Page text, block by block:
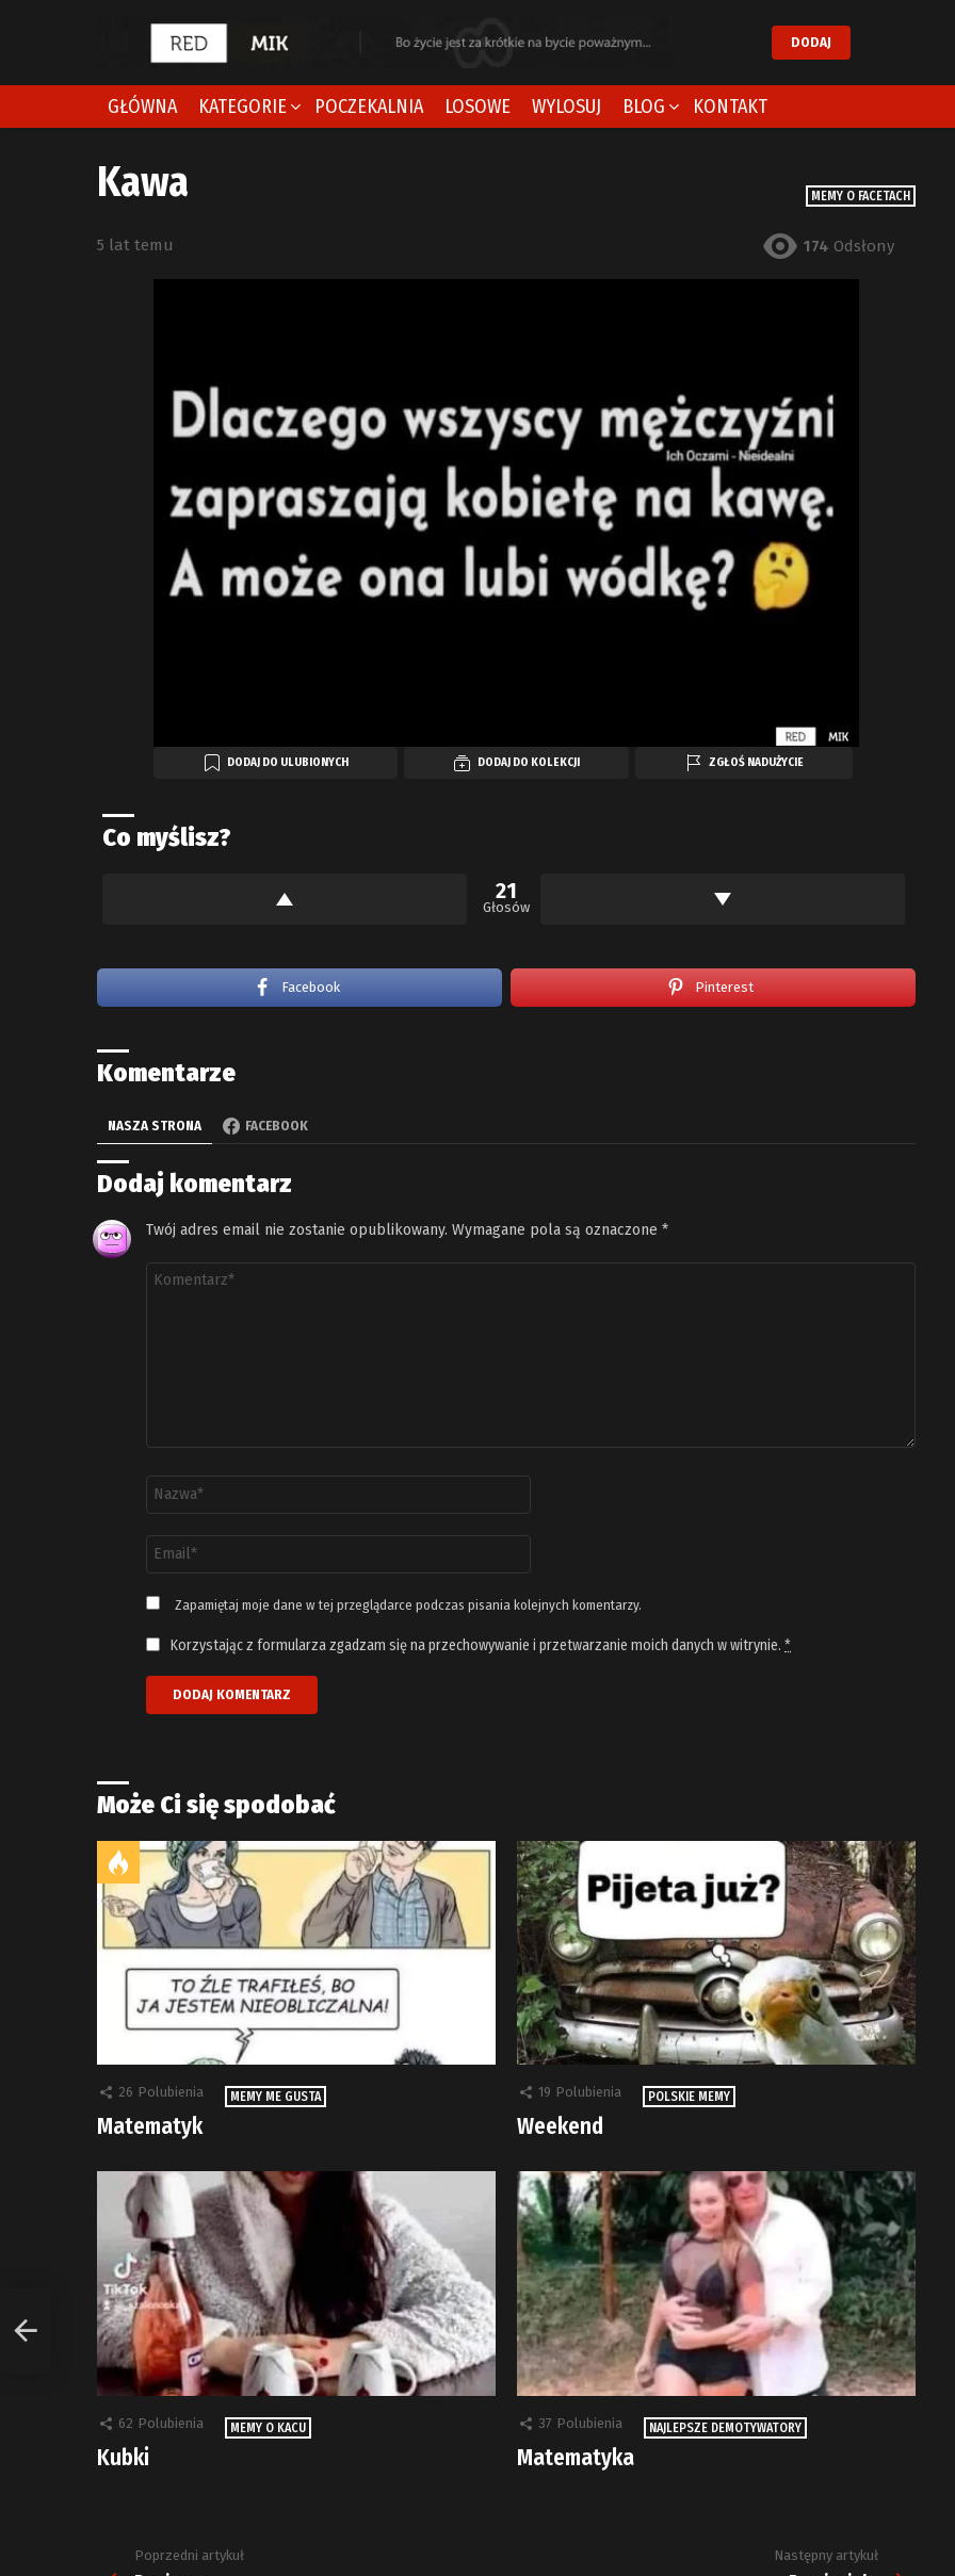
DODAJ
GŁÓWNA KATEGORIE POCZEKALNIA LOSOWE WYLOSUJ BLOG KONTAKT
MEMY O FACETACH
Kawa
5 lat temu 174 Odsłony
DODAJ DO ULUBIONYCH DODAJ DO KOLEKCJI ZGŁOŚ NADUŻYCIE
Co myślisz?
21
Głosów
Facebook Pinterest
Komentarze
NASZA STRONA FACEBOOK
Dodaj komentarz
Twój adres email nie zostanie opublikowany. Wymagane pola są oznaczone *
email
*
Zapamiętaj moje dane w tej przeglądarce podczas pisania kolejnych komentarzy.
Korzystając z formularza zgadzam się na przechowywanie i przetwarzanie moich danych w witrynie. *
Może Ci się spodobać
26 Polubienia MEMY ME GUSTA
Matematyk
19 Polubienia POLSKIE MEMY
Weekend
62 Polubienia MEMY O KACU
Kubki
37 Polubienia NAJLEPSZE DEMOTYWATORY
Matematyka
ZobaczPoprzedni artykuł Następny artykuł